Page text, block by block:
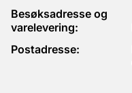
Besøksadresse og
varelevering:
Postadresse: